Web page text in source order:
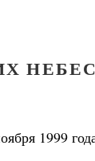
1999